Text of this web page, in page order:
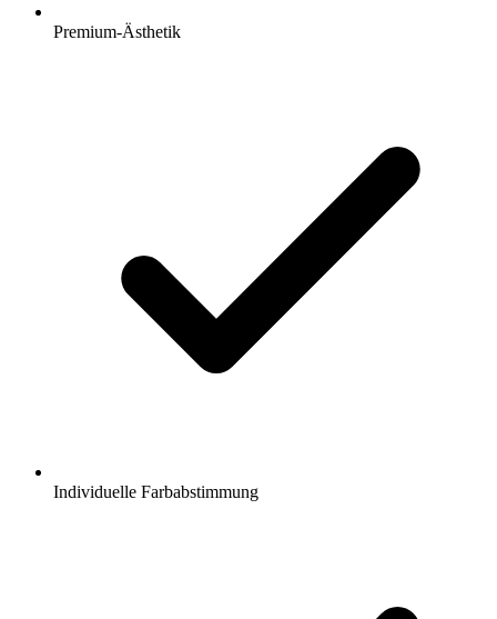
Premium-Ästhetik
Individuelle Farbabstimmung